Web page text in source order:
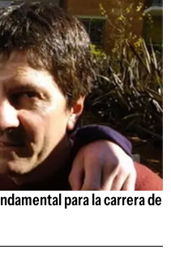
para la carrera de